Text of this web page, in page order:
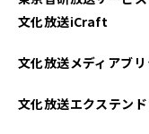
文化放送iCraft
文化放送メディアブ
文化放送エクステンド